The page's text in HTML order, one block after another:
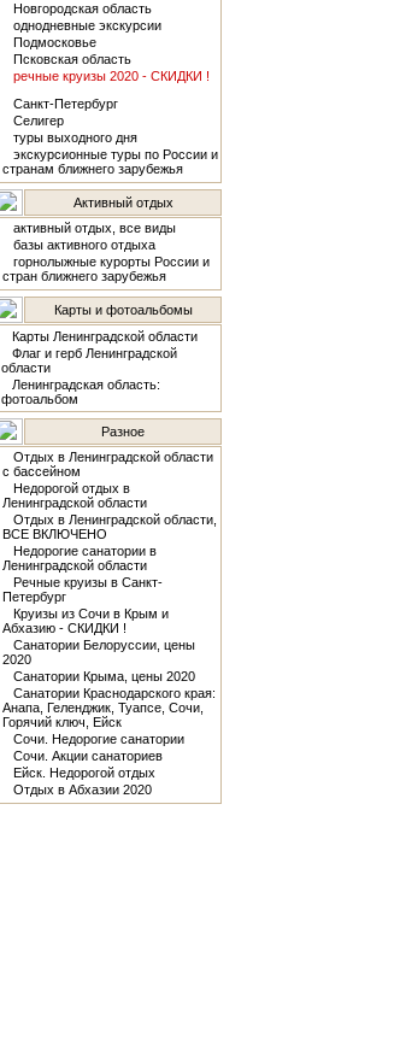
Новгородская область
однодневные экскурсии
Подмосковье
Псковская область
речные круизы 2020 - СКИДКИ !
Санкт-Петербург
Селигер
туры выходного дня
экскурсионные туры по России и
странам ближнего зарубежья
Активный отдых
активный отдых, все виды
базы активного отдыха
горнолыжные курорты России и
стран ближнего зарубежья
Карты и фотоальбомы
Карты Ленинградской области
Флаг и герб Ленинградской
области
Ленинградская область:
фотоальбом
Разное
Отдых в Ленинградской области
с бассейном
Недорогой отдых в
Ленинградской области
Отдых в Ленинградской области,
ВСЕ ВКЛЮЧЕНО
Недорогие санатории в
Ленинградской области
Речные круизы в Санкт-
Петербург
Круизы из Сочи в Крым и
Абхазию - СКИДКИ !
Санатории Белоруссии, цены
2020
Санатории Крыма, цены 2020
Санатории Краснодарского края:
Анапа, Геленджик, Туапсе, Сочи,
Горячий ключ, Ейск
Сочи. Недорогие санатории
Сочи. Акции санаториев
Ейск. Недорогой отдых
Отдых в Абхазии 2020